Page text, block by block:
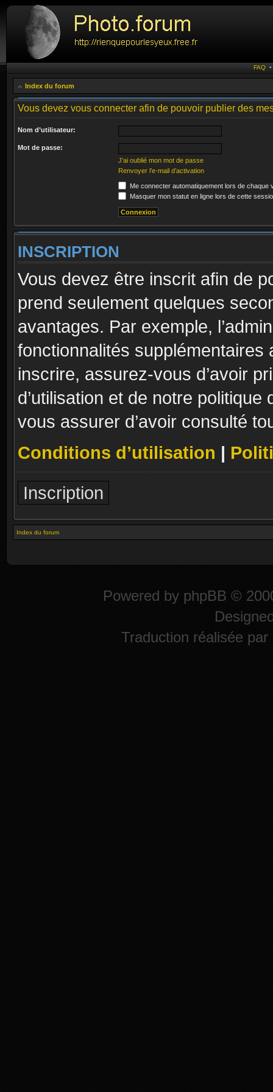
FAQ
Index du forum
Vous devez vous connecter afin de pouvoir publier des
Nom d’utilisateur:
Mot de passe:
J’ai oublié mon mot de passe
Renvoyer l’e-mail d’activation
Me connecter automatiquement lors de chaque
Masquer mon statut en ligne lors de cette
INSCRIPTION
Vous devez être inscrit afin de
prend seulement quelques
avantages. Par exemple,
fonctionnalités
inscrire, assurez-vous d’avoir
d’utilisation et de notre
vous assurer d’avoir consulté
Conditions d’utilisation |
Inscription
Index du forum
Powered by phpBB ©
Traduction réalisée par